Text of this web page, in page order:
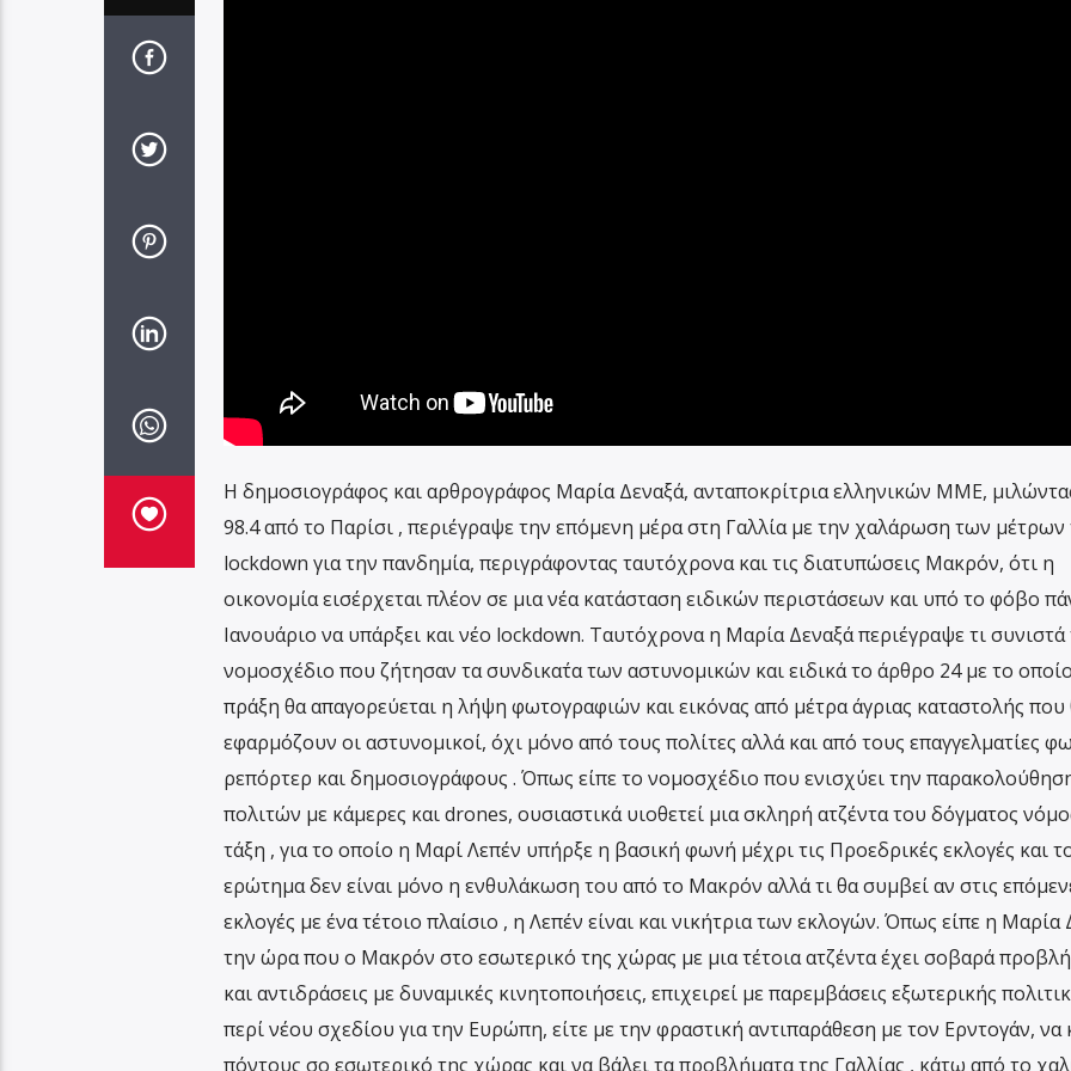
Η δημοσιογράφος και αρθρογράφος Μαρία Δεναξά, ανταποκρίτρια ελληνικών ΜΜΕ,
98.4 από το Παρίσι , περιέγραψε την επόμενη μέρα στη Γαλλία με την χαλάρωση των μέτρων
lockdown για την πανδημία, περιγράφοντας ταυτόχρονα και τις διατυπώσεις Μακρόν, ότι η
οικονομία εισέρχεται πλέον σε μια νέα κατάσταση ειδικών περιστάσεων και υπό το φόβο
Ιανουάριο να υπάρξει και νέο lockdown. Ταυτόχρονα η Μαρία Δεναξά περιέγραψε τι συνιστά
νομοσχέδιο που ζήτησαν τα συνδικα΄τα των αστυνομικών και ειδικά το άρθρο 24 με το
πράξη θα απαγορεύεται η λήψη φωτογραφιών και εικόνας από μέτρα άγριας καταστολής που
εφαρμόζουν οι αστυνομικοί, όχι μόνο από τους πολίτες αλλά και από τους επαγγελματίες
ρεπόρτερ και δημοσιογράφους . Όπως είπε το νομοσχέδιο που ενισχύει την
πολιτών με κάμερες και drones, ουσιαστικά υιοθετεί μια σκληρή ατζέντα του δόγματος
τάξη , για το οποίο η Μαρί Λεπέν υπήρξε η βασική φωνή μέχρι τις Προεδρικές εκλογές και
ερώτημα δεν είναι μόνο η ενθυλάκωση του από το Μακρόν αλλά τι θα συμβεί αν στις
εκλογές με ένα τέτοιο πλαίσιο , η Λεπέν είναι και νικήτρια των εκλογών. Όπως είπε η Μαρία
την ώρα που ο Μακρόν στο εσωτερικό της χώρας με μια τέτοια ατζέντα έχει σοβαρά
και αντιδράσεις με δυναμικές κινητοποιήσεις, επιχειρεί με παρεμβάσεις εξωτερικής
περί νέου σχεδίου για την Ευρώπη, είτε με την φραστική αντιπαράθεση με τον Ερντογάν, να
πόντους σο εσωτερικό της χώρας και να βάλει τα προβλήματα της Γαλλίας , κάτω από το